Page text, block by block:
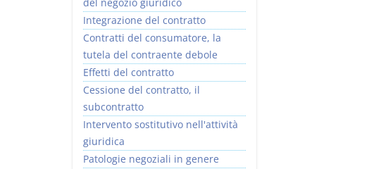
Integrazione del contratto
Contratti del consumatore, la
tutela del contraente debole
Effetti del contratto
Cessione del contratto, il
subcontratto
Intervento sostitutivo nell'attività
giuridica
Patologie negoziali in genere